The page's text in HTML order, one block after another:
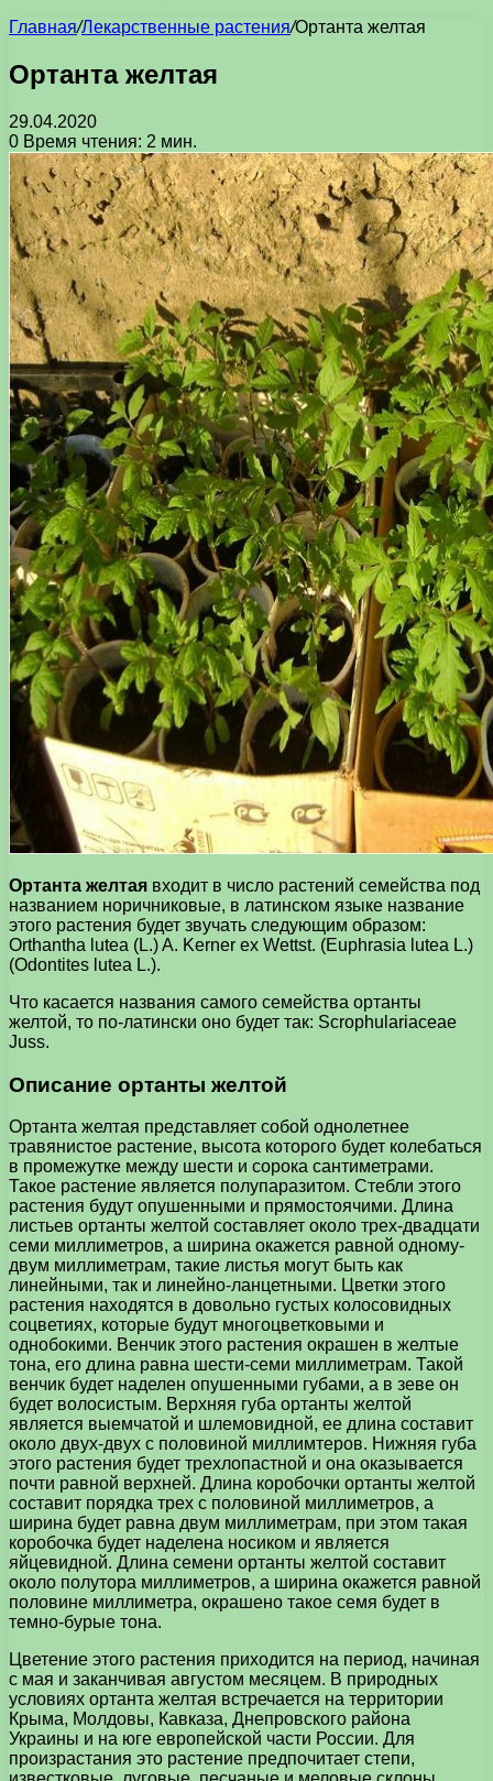
Главная/Лекарственные растения/Ортанта желтая
Ортанта желтая
29.04.2020
0 Время чтения: 2 мин.
Ортанта желтая входит в число растений семейства под
названием норичниковые, в латинском языке название
этого растения будет звучать следующим образом:
Orthantha lutea (L.) A. Kerner ex Wettst. (Euphrasia lutea L.)
(Odontites lutea L.).
Что касается названия самого семейства ортанты
желтой, то по-латински оно будет так: Scrophulariaceae
Juss.
Описание ортанты желтой
Ортанта желтая представляет собой однолетнее
травянистое растение, высота которого будет колебаться
в промежутке между шести и сорока сантиметрами.
Такое растение является полупаразитом. Стебли этого
растения будут опушенными и прямостоячими. Длина
листьев ортанты желтой составляет около трех-двадцати
семи миллиметров, а ширина окажется равной одному-
двум миллиметрам, такие листья могут быть как
линейными, так и линейно-ланцетными. Цветки этого
растения находятся в довольно густых колосовидных
соцветиях, которые будут многоцветковыми и
однобокими. Венчик этого растения окрашен в желтые
тона, его длина равна шести-семи миллиметрам. Такой
венчик будет наделен опушенными губами, а в зеве он
будет волосистым. Верхняя губа ортанты желтой
является выемчатой и шлемовидной, ее длина составит
около двух-двух с половиной миллимтеров. Нижняя губа
этого растения будет трехлопастной и она оказывается
почти равной верхней. Длина коробочки ортанты желтой
составит порядка трех с половиной миллиметров, а
ширина будет равна двум миллиметрам, при этом такая
коробочка будет наделена носиком и является
яйцевидной. Длина семени ортанты желтой составит
около полутора миллиметров, а ширина окажется равной
половине миллиметра, окрашено такое семя будет в
темно-бурые тона.
Цветение этого растения приходится на период, начиная
с мая и заканчивая августом месяцем. В природных
условиях ортанта желтая встречается на территории
Крыма, Молдовы, Кавказа, Днепровского района
Украины и на юге европейской части России. Для
произрастания это растение предпочитает степи,